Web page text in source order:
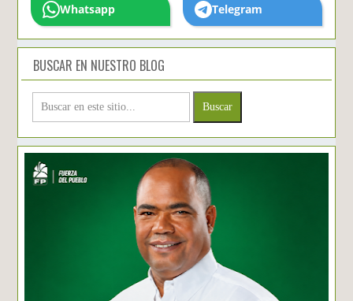
Whatsapp Telegram
BUSCAR EN NUESTRO BLOG